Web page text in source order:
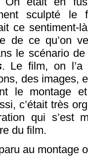
sculpté le
ce sentiment-
de ce qu’on
le scénario
. Le film, on l’a
des images,
le montage
c’était très
qui s’est
du film.
au montage